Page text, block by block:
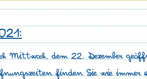
Mittwoch, dem 22. Dezember
finden Sie wie immer